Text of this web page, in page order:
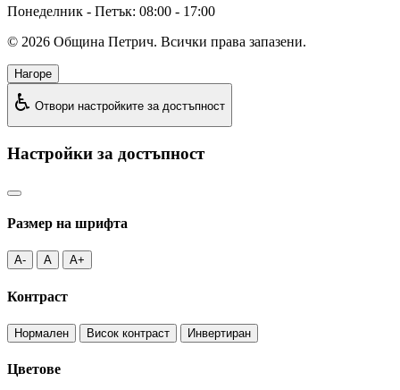
Понеделник - Петък: 08:00 - 17:00
© 2026 Община Петрич. Всички права запазени.
Нагоре
♿ Отвори настройките за достъпност
Настройки за достъпност
Размер на шрифта
A- A A+
Контраст
Нормален Висок контраст Инвертиран
Цветове